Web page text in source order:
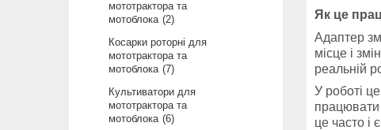
Як це
Адаптер
місце і
реальній
У роботі
працювати
це часто і
мототрактора та
мотоблока 2
Косарки роторні для
мототрактора та
мотоблока 7
Культиватори для
мототрактора та
мотоблока 6